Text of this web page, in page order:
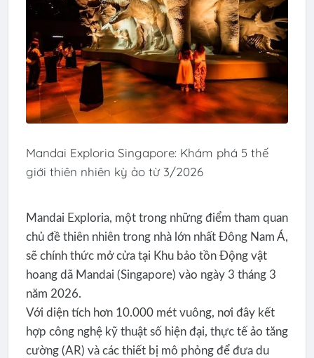
Mandai Exploria Singapore: Khám phá 5 thế
giới thiên nhiên kỳ ảo từ 3/2026
Mandai Exploria, một trong những điểm tham quan
chủ đề thiên nhiên trong nhà lớn nhất Đông Nam Á,
sẽ chính thức mở cửa tại Khu bảo tồn Động vật
hoang dã Mandai (Singapore) vào ngày 3 tháng 3
năm 2026.
Với diện tích hơn 10.000 mét vuông, nơi đây kết
hợp công nghệ kỹ thuật số hiện đại, thực tế ảo tăng
cường (AR) và các thiết bị mô phỏng để đưa du